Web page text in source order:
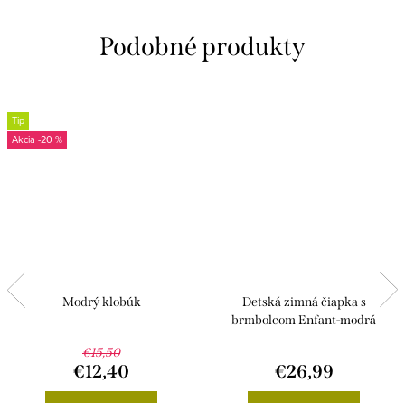
Tip
-20 %
Modrý klobúk
€15,50
€12,40
Detská zimná čiapka s
brmbolcom Enfant-modrá
€26,99